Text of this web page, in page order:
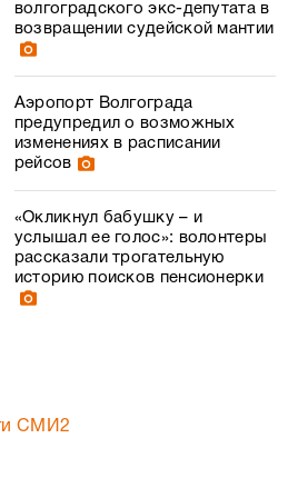
волгоградского экс-депутата в
возвращении судейской мантии
Аэропорт Волгограда
предупредил о возможных
изменениях в расписании
рейсов
«Окликнул бабушку – и
услышал ее голос»: волонтеры
рассказали трогательную
историю поисков пенсионерки
СМИ2